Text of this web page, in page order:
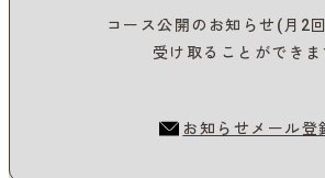
コース公開のお知らせ(月2
受け取ることができま
お知らせメール登